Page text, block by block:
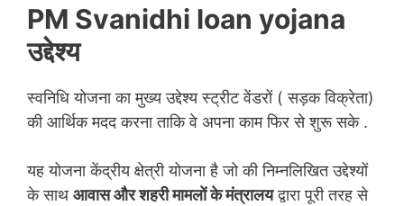
PM Svanidhi loan yojana
उद्देश्य
स्वनिधि योजना का मुख्य उद्देश्य स्ट्रीट वेंडरों ( सड़क विक्रेता)
की आर्थिक मदद करना ताकि वे अपना काम फिर से शुरू सके .
यह योजना केंद्रीय क्षेत्री योजना है जो की निम्नलिखित उद्देश्यों
के साथ आवास और शहरी मामलों के मंत्रालयद्वारा पूरी तरह से